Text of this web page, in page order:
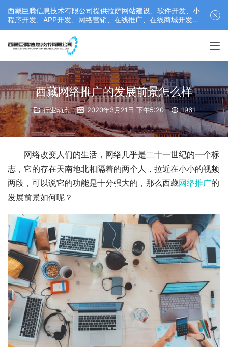
西藏巨腾信息技术有限公司提供拉萨网站建设、软件开发、小
程序开发、APP开发、网络营销、在线推广、在线商城开发等
服务，联系电话： 17689511878
西藏网络推广的发展前景怎么样
行业动态 2020年3月21日 下午5:20 1961
网络改变人们的生活，网络几乎是二十一世纪的一个标
志，它的存在天南地北相隔着的两个人，拉近在小小的视频
两段，可以说它的功能是十分强大的，那么西藏网络推广的
发展前景如何呢？